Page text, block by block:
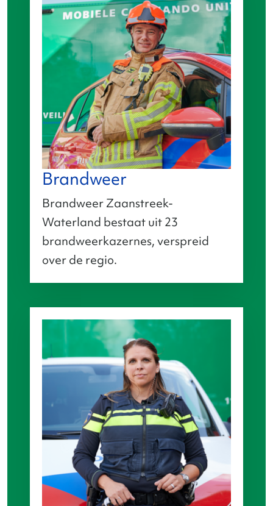
Brandweer
Brandweer Zaanstreek-
Waterland bestaat uit 23
brandweerkazernes, verspreid
over de regio.